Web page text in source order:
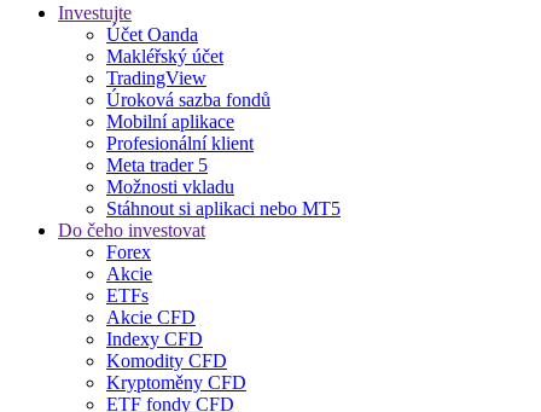
Investujte
Účet Oanda
Makléřský účet
TradingView
Úroková sazba fondů
Mobilní aplikace
Profesionální klient
Meta trader 5
Možnosti vkladu
Stáhnout si aplikaci nebo MT5
Do čeho investovat
Forex
Akcie
ETFs
Akcie CFD
Indexy CFD
Komodity CFD
Kryptoměny CFD
ETF fondy CFD